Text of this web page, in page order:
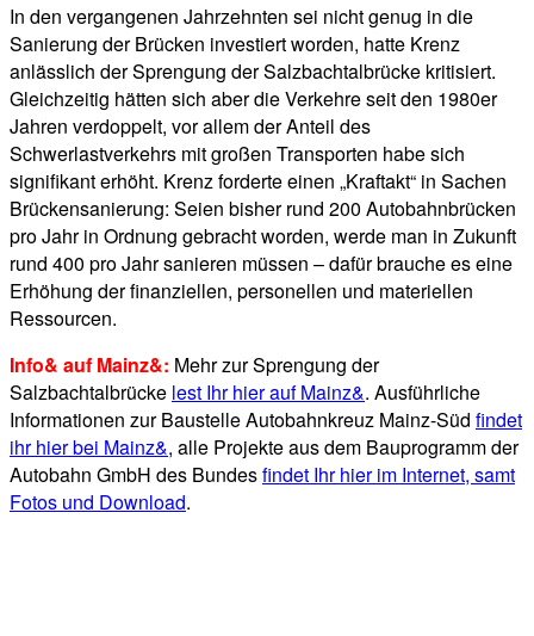
In den vergangenen Jahrzehnten sei nicht genug in die
Sanierung der Brücken investiert worden, hatte Krenz
anlässlich der Sprengung der Salzbachtalbrücke kritisiert.
Gleichzeitig hätten sich aber die Verkehre seit den 1980er
Jahren verdoppelt, vor allem der Anteil des
Schwerlastverkehrs mit großen Transporten habe sich
signifikant erhöht. Krenz forderte einen „Kraftakt“ in Sachen
Brückensanierung: Seien bisher rund 200 Autobahnbrücken
pro Jahr in Ordnung gebracht worden, werde man in Zukunft
rund 400 pro Jahr sanieren müssen – dafür brauche es eine
Erhöhung der finanziellen, personellen und materiellen
Ressourcen.
Info& auf Mainz&: Mehr zur Sprengung der
Salzbachtalbrücke lest Ihr hier auf Mainz&. Ausführliche
Informationen zur Baustelle Autobahnkreuz Mainz-Süd findet
ihr hier bei Mainz&, alle Projekte aus dem Bauprogramm der
Autobahn GmbH des Bundesfindet Ihr hier im Internet, samt
Fotos und Download.